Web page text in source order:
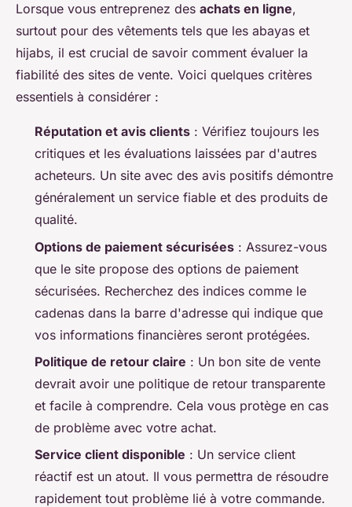
Lorsque vous entreprenez des achats en ligne,
surtout pour des vêtements tels que les abayas et
hijabs, il est crucial de savoir comment évaluer la
fiabilité des sites de vente. Voici quelques critères
essentiels à considérer :
Réputation et avis clients : Vérifiez toujours les
critiques et les évaluations laissées par d'autres
acheteurs. Un site avec des avis positifs démontre
généralement un service fiable et des produits de
qualité.
Options de paiement sécurisées : Assurez-vous
que le site propose des options de paiement
sécurisées. Recherchez des indices comme le
cadenas dans la barre d'adresse qui indique que
vos informations financières seront protégées.
Politique de retour claire : Un bon site de vente
devrait avoir une politique de retour transparente
et facile à comprendre. Cela vous protège en cas
de problème avec votre achat.
Service client disponible : Un service client
réactif est un atout. Il vous permettra de résoudre
rapidement tout problème lié à votre commande.